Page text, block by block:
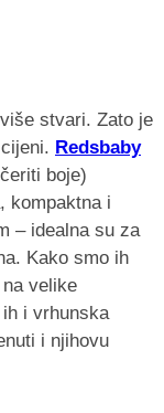
stvari. Zato je
Redsbaby
boje)
kompaktna i
– idealna su za
Kako smo ih
velike
i vrhunska
i njihovu